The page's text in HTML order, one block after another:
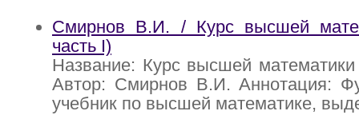
Смирнов В.И. / Курс высшей
часть I)
Название: Курс высшей
Автор: Смирнов В.И. Аннотация:
учебник по высшей математике,